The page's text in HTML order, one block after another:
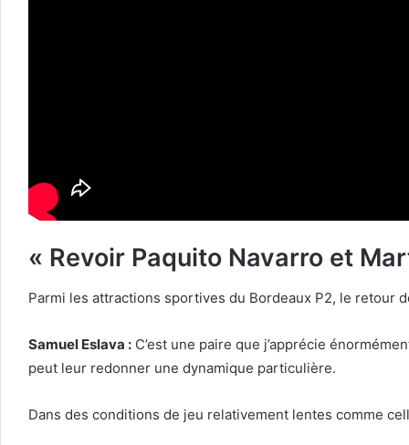
« Revoir Paquito Navarro et
Parmi les attractions sportives du Bordeaux P2, le retour
Samuel Eslava : C’est une paire que j’apprécie
peut leur redonner une dynamique particulière.
Dans des conditions de jeu relativement lentes comme